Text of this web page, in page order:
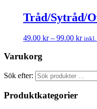
Tråd/Sytråd/
49.00 kr– 99.00 kr inkl.
Varukorg
Sök efter:
Produktkategorier